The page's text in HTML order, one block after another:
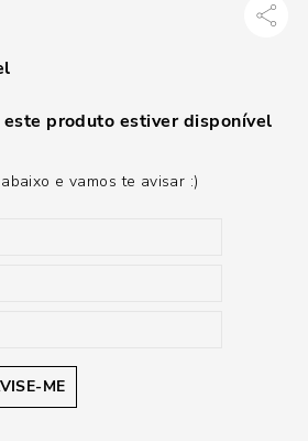
produto estiver disponível
e vamos te avisar :)
ME